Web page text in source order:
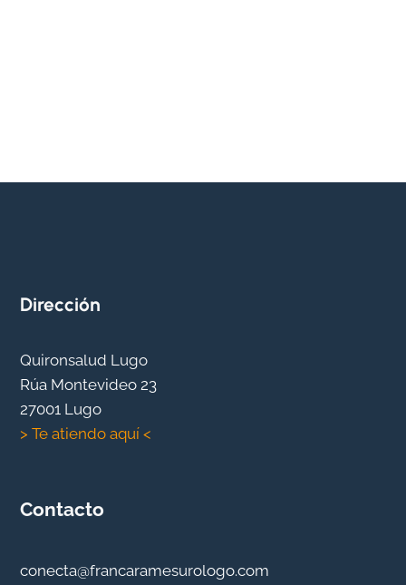
Dirección
Quironsalud Lugo
Rúa Montevideo 23
27001 Lugo
> Te atiendo aquí <
Contacto
conecta@francaramesurologo.com